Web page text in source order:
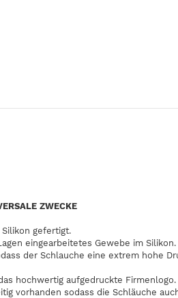
ZWECKE
gefertigt.
eingearbeitetes Gewebe im Silikon.
der Schlauche eine extrem hohe
hochwertig aufgedruckte Firmenlogo.
vorhanden sodass die Schläuche